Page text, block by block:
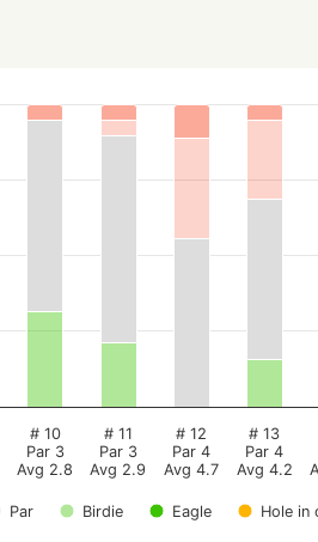
Par Birdie Eagle Hole in
# 10
Par 3
Avg 2.8
# 11
Par 3
Avg 2.9
# 12
Par 4
Avg 4.7
# 13
Par 4
Avg 4.2